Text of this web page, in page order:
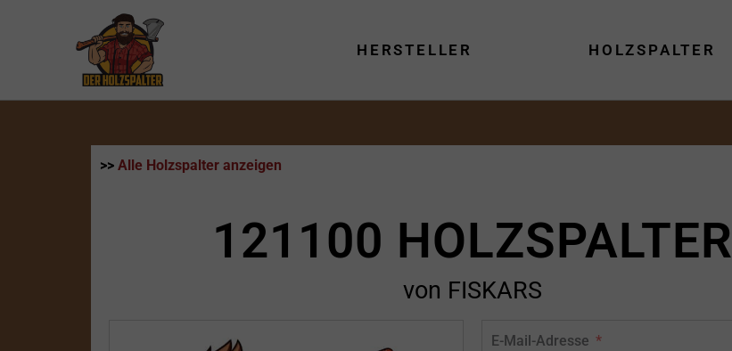
HERSTELLER HOLZSPALTER
>> Alle Holzspalter anzeigen
121100 HOLZSPALTER
von FISKARS
E-Mail-Adresse